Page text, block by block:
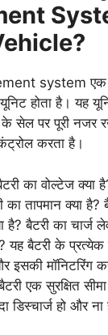
system एक
होता है। यह
के सेल पर पूरी नजर
करता है।
का वोल्टेज क्या
का तापमान क्या
है? बैटरी का
यह बैटरी के प्रत्येक
इसकी मॉनिटरिंग
एक सुरक्षित
डिस्चार्ज हो और ना